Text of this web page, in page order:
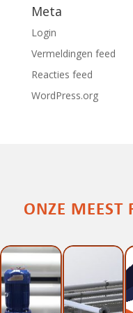
Meta
Login
Vermeldingen feed
Reacties feed
WordPress.org
ONZE MEEST